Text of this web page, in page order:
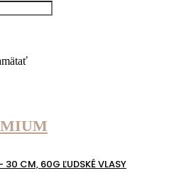
30 CM, 60G ĽUDSKÉ VLASY